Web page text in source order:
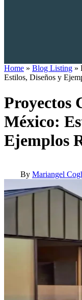
Home » Blog Listing »
Estilos, Diseños y
Proyectos
México:
Ejemplos
By Mariangel